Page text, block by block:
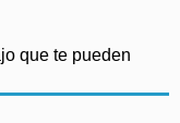
que te pueden